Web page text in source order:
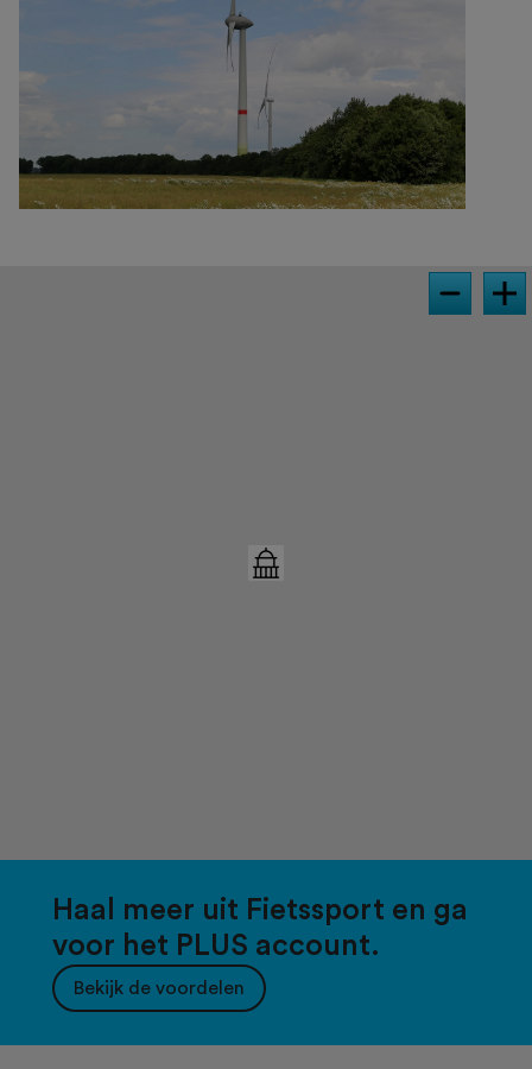
Haal meer uit Fietssport en ga
voor het PLUS account.
Bekijk de voordelen